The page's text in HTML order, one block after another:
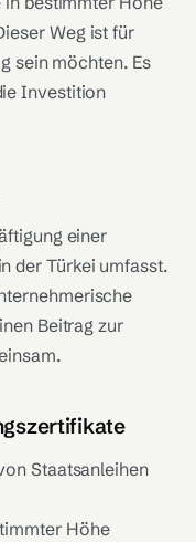
Weg ist für
sein möchten. Es
Investition
einer
der Türkei umfasst.
Beitrag zur
Staatsanleihen
Höhe